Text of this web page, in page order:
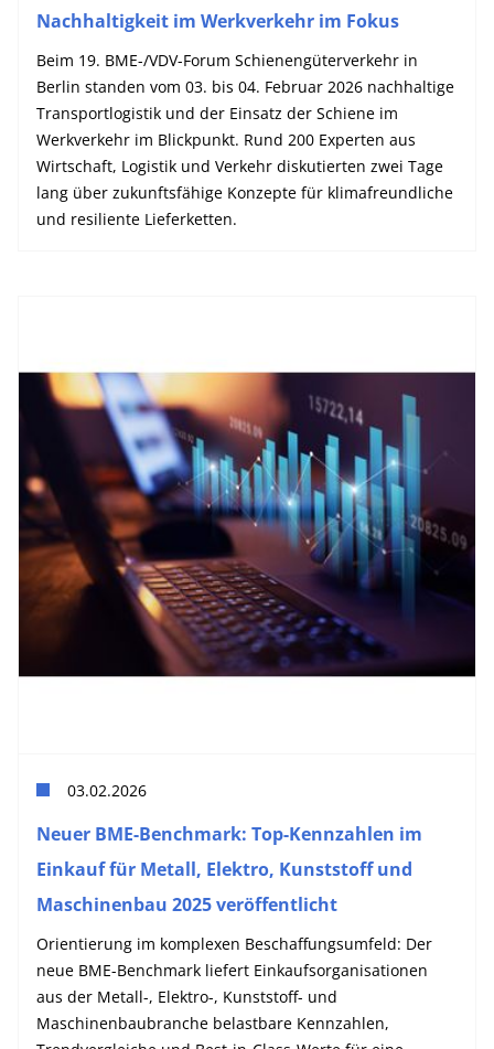
Nachhaltigkeit im Werkverkehr im Fokus
Beim 19. BME-/VDV-Forum Schienengüterverkehr in
Berlin standen vom 03. bis 04. Februar 2026 nachhaltige
Transportlogistik und der Einsatz der Schiene im
Werkverkehr im Blickpunkt. Rund 200 Experten aus
Wirtschaft, Logistik und Verkehr diskutierten zwei Tage
lang über zukunftsfähige Konzepte für klimafreundliche
und resiliente Lieferketten.
03.02.2026
Neuer BME-Benchmark: Top-Kennzahlen im
Einkauf für Metall, Elektro, Kunststoff und
Maschinenbau 2025 veröffentlicht
Orientierung im komplexen Beschaffungsumfeld: Der
neue BME-Benchmark liefert Einkaufsorganisationen
aus der Metall-, Elektro-, Kunststoff- und
Maschinenbaubranche belastbare Kennzahlen,